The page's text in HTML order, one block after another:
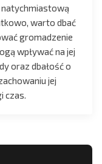
natychmiastową
warto dbać
gromadzenie
wpływać na jej
oraz dbałość o
jej
czas.